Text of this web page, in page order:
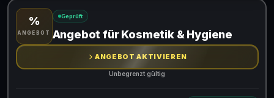
Gültig für teilnehmende Produkte
%
ANGEBOT
Geprüft
Angebot für Kosmetik & Hygiene
ANGEBOT AKTIVIEREN
Unbegrenzt gültig